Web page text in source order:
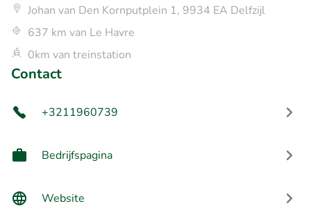
Johan van Den Kornputplein 1, 9934 EA Delfzijl
637 km van Le Havre
0km van treinstation
Contact
+3211960739
Bedrijfspagina
Website